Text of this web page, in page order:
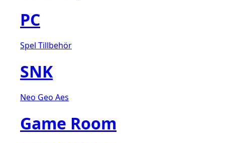
PC
Spel Tillbehör
SNK
Neo Geo Aes
Game Room